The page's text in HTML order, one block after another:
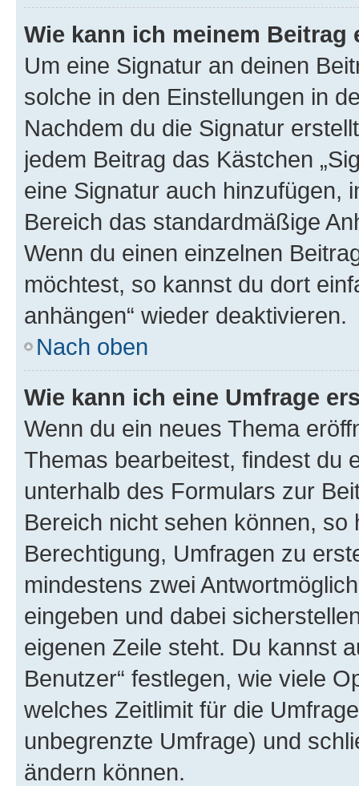
Wie kann ich meinem
Um eine Signatur an deinen
solche in den Einstellungen in
Nachdem du die Signatur
jedem Beitrag das Kästchen
eine Signatur auch hinzufügen,
Bereich das standardmäßige
Wenn du einen einzelnen
möchtest, so kannst du dort
anhängen“ wieder deaktivieren.
Nach oben
Wie kann ich eine Umfrage
Wenn du ein neues Thema
Themas bearbeitest, findest du
unterhalb des Formulars zur
Bereich nicht sehen können,
Berechtigung, Umfragen zu
mindestens zwei
eingeben und dabei
eigenen Zeile steht. Du kannst
Benutzer“ festlegen, wie viele
welches Zeitlimit für die
unbegrenzte Umfrage) und
ändern können.